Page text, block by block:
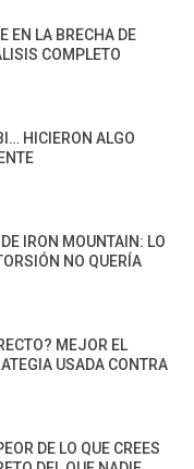
EN LA BRECHA DE
COMPLETO
HICIERON ALGO
IRON MOUNTAIN: LO
NO QUERÍA
MEJOR EL
USADA CONTRA
DE LO QUE CREES